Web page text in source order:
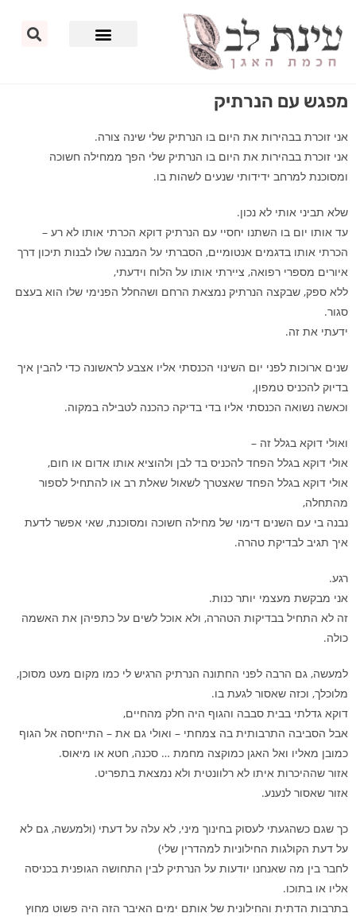
מפגש עם הנרתיק
אני זוכרת בבהירות את היום בו הנרתיק שלי שינה צורה.
אני זוכרת בבהירות את היום בו הנרתיק שלי הפך ממחילה חשוכה
ומסוכנת למרחב ידידותי שנעים לשהות בו.
שלא תביני אותי לא נכון.
עד אותו יום בו השתנו יחסיי עם הנרתיק דוקא הכרתי אותו לא רע –
הכרתי אותו בדגמים אנטומיים, הסברתי על המבנה שלו לבנות תיכון דרך
איורים מספרי רפואה, ציירתי אותו על הלוח וידעתי,
ללא ספק, שבקצה הנרתיק נמצאת הרחם ושהחלל הפנימי שלו הוא בעצם
סגור.
ידעתי את זה.
שנים ארוכות לפני יום השינוי הכנסתי אליו אצבע לראשונה כדי להבין איך
בדיוק להכניס טמפון,
וכאשה נשואה הכנסתי אליו בדי בדיקה כהכנה לטבילה במקוה.
ואולי דוקא בגלל זה –
אולי דוקא בגלל הפחד להכניס בד לבן ולהוציא אותו אדום או חום,
אולי דוקא בגלל הפחד שאצטרך לשאול שאלת רב או להתחיל לספור
מהתחלה,
נבנה בי עם השנים דימוי של מחילה חשוכה ומסוכנת, שאי אפשר לדעת
איך תגיב לבדיקת טהרה.
רגע.
אני מבקשת מעצמי יותר כנות.
זה לא התחיל בבדיקות הטהרה, ולא אוכל לשים על כתפיהן את האשמה
כולה.
למעשה, גם הרבה לפני החתונה הנרתיק הרגיש לי כמו מקום מעט מסוכן,
מלוכלך, וכזה שאסור לגעת בו.
דוקא גדלתי בבית סבבה והגוף היה חלק מהחיים,
אבל הסביבה התרבותית בה צמחתי – ואולי גם את – התייחסה אל הגוף
כמובן מאליו ואל האגן כמוקצה מחמת … סכנה, חטא או מיאוס.
אזור שההיכרות איתו לא רלוונטית ולא נמצאת בתפריט.
אזור שאסור לנענע.
כך שגם כשהגעתי לעסוק בחינוך מיני, לא עלה על דעתי (ולמעשה, גם לא
על דעת הקולגות החילוניות למהדרין שלי)
לחבר בין מה שאנחנו יודעות על הנרתיק לבין התחושה הגופנית בכניסה
אליו או בתוכו.
בתרבות הדתית והחילונית של אותם ימים האיבר הזה היה פשוט מחוץ